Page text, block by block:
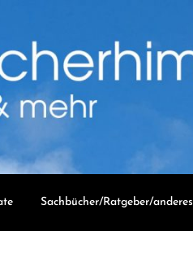
Sachbücher/Ratgeber/anderes